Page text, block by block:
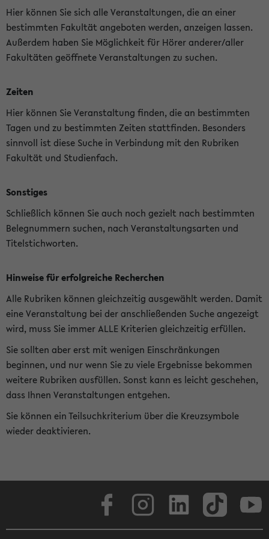
Hier können Sie sich alle Veranstaltungen, die an einer
bestimmten Fakultät angeboten werden, anzeigen lassen.
Außerdem haben Sie Möglichkeit für Hörer anderer/aller
Fakultäten geöffnete Veranstaltungen zu suchen.
Zeiten
Hier können Sie Veranstaltung finden, die an bestimmten
Tagen und zu bestimmten Zeiten stattfinden. Besonders
sinnvoll ist diese Suche in Verbindung mit den Rubriken
Fakultät und Studienfach.
Sonstiges
Schließlich können Sie auch noch gezielt nach bestimmten
Belegnummern suchen, nach Veranstaltungsarten und
Titelstichworten.
Hinweise für erfolgreiche Recherchen
Alle Rubriken können gleichzeitig ausgewählt werden. Damit
eine Veranstaltung bei der anschließenden Suche angezeigt
wird, muss Sie immer ALLE Kriterien gleichzeitig erfüllen.
Sie sollten aber erst mit wenigen Einschränkungen
beginnen, und nur wenn Sie zu viele Ergebnisse bekommen
weitere Rubriken ausfüllen. Sonst kann es leicht geschehen,
dass Ihnen Veranstaltungen entgehen.
Sie können ein Teilsuchkriterium über die Kreuzsymbole
wieder deaktivieren.